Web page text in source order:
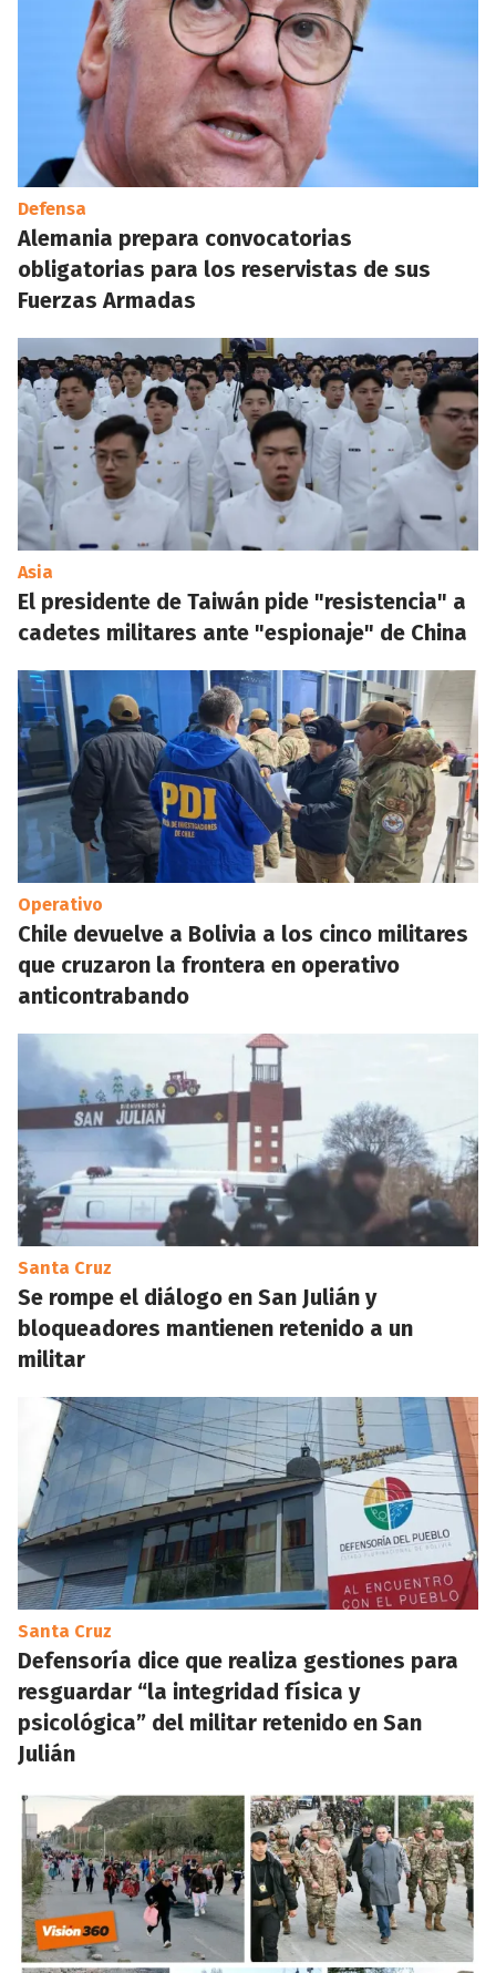
Defensa
Alemania prepara convocatorias
obligatorias para los reservistas de sus
Fuerzas Armadas
Asia
El presidente de Taiwán pide "resistencia" a
cadetes militares ante "espionaje" de China
Operativo
Chile devuelve a Bolivia a los cinco militares
que cruzaron la frontera en operativo
anticontrabando
Santa Cruz
Se rompe el diálogo en San Julián y
bloqueadores mantienen retenido a un
militar
Santa Cruz
Defensoría dice que realiza gestiones para
resguardar “la integridad física y
psicológica” del militar retenido en San
Julián